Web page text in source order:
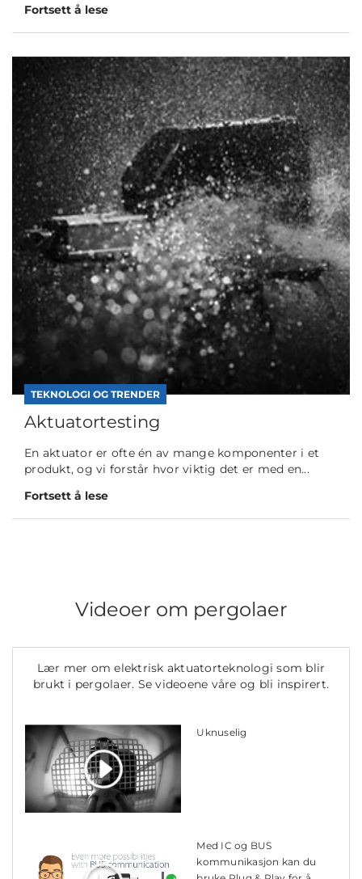
Fortsett å lese
TEKNOLOGI OG TRENDER
Aktuatortesting
En aktuator er ofte én av mange komponenter i et
produkt, og vi forstår hvor viktig det er med en...
Fortsett å lese
Videoer om pergolaer
Lær mer om elektrisk aktuatorteknologi som blir
brukt i pergolaer. Se videoene våre og bli inspirert.
Uknuselig
Med IC og BUS
kommunikasjon kan du